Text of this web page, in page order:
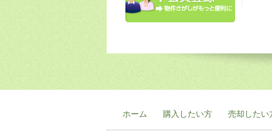
ホーム 購入したい方 売却したい